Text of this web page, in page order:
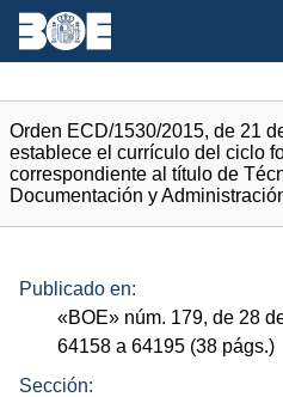
Orden ECD/1530/2015, de 21
establece el currículo del ciclo
correspondiente al título de
Documentación y
Publicado en:
«BOE» núm. 179, de 28
64158 a 64195 (38 págs.)
Sección: